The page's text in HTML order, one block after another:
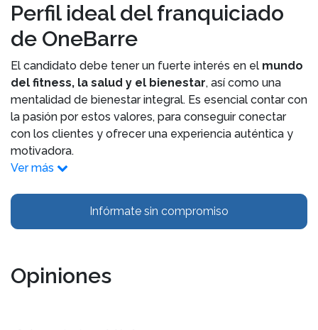
Perfil ideal del franquiciado
de OneBarre
El candidato debe tener un fuerte interés en el mundo
del fitness, la salud y el bienestar, así como una
mentalidad de bienestar integral. Es esencial contar con
la pasión por estos valores, para conseguir conectar
con los clientes y ofrecer una experiencia auténtica y
motivadora.
Ver más
Infórmate sin compromiso
Opiniones